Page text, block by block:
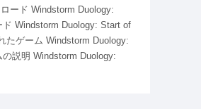
ード Windstorm Duology:
Windstorm Duology: Start of
ゲーム Windstorm Duology:
説明 Windstorm Duology: